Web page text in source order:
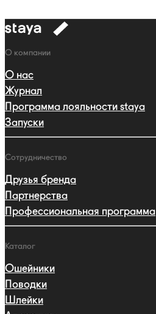
к
Навигация
О компании
О нас
Журнал
Программа лояльности staya
Запуски
Сотрудничество
Друзья бренда
Партнерства
Профессиональная программа
Каталог
Ошейники
Поводки
Шлейки